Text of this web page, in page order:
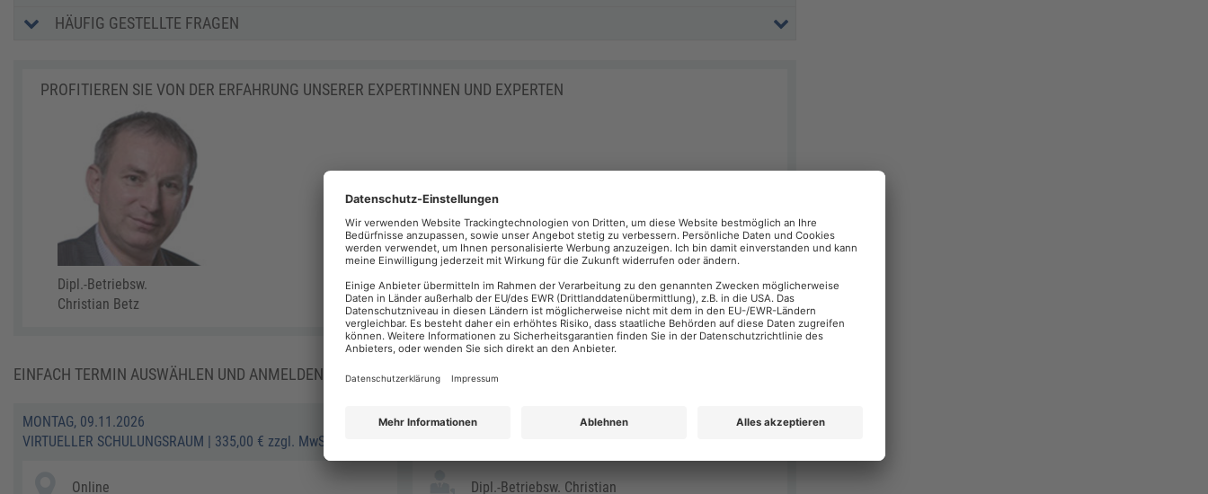
HÄUFIG GESTELLTE FRAGEN
PROFITIEREN SIE VON DER ERFAHRUNG UNSERER EXPERTINNEN UND EXPERTEN
Dipl.-Betriebsw.
Christian Betz
EINFACH TERMIN AUSWÄHLEN UND ANMELDEN:
MONTAG, 09.11.2026
VIRTUELLER SCHULUNGSRAUM | 335,00 € zzgl. MwSt.
JETZT ANMELDEN >
Online
Dipl.-Betriebsw. Christian